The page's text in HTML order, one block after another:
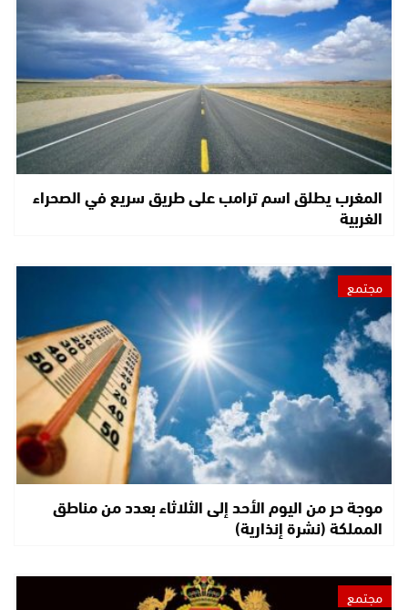
المغرب يطلق اسم ترامب على طريق سريع في الصحراء
الغربية
مجتمع
موجة حر من اليوم الأحد إلى الثلاثاء بعدد من مناطق
المملكة (نشرة إنذارية)
مجتمع